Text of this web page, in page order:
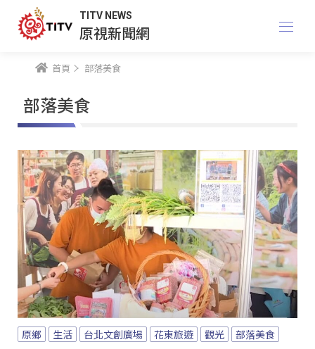
TITV NEWS
原視新聞網
首頁 部落美食
部落美食
原鄉 生活 台北文創廣場 花東旅遊 觀光 部落美食